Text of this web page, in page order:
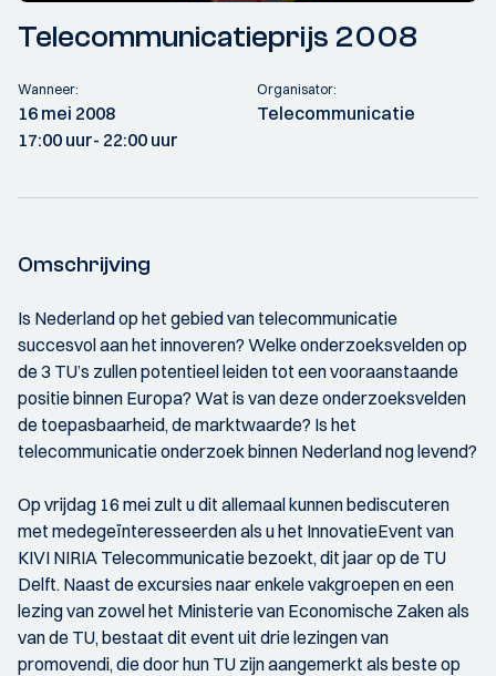
Telecommunicatieprijs 2008
Wanneer:
16 mei 2008
17:00 uur- 22:00 uur
Organisator:
Telecommunicatie
Omschrijving
Is Nederland op het gebied van telecommunicatie
succesvol aan het innoveren? Welke onderzoeksvelden op
de 3 TU’s zullen potentieel leiden tot een vooraanstaande
positie binnen Europa? Wat is van deze onderzoeksvelden
de toepasbaarheid, de marktwaarde? Is het
telecommunicatie onderzoek binnen Nederland nog levend?
Op vrijdag 16 mei zult u dit allemaal kunnen bediscuteren
met medegeïnteresseerden als u het InnovatieEvent van
KIVI NIRIA Telecommunicatie bezoekt, dit jaar op de TU
Delft. Naast de excursies naar enkele vakgroepen en een
lezing van zowel het Ministerie van Economische Zaken als
van de TU, bestaat dit event uit drie lezingen van
promovendi, die door hun TU zijn aangemerkt als beste op